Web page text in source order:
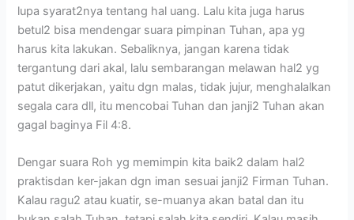
lupa syarat2nya tentang hal uang. Lalu kita juga harus
betul2 bisa mendengar suara pimpinan Tuhan, apa yg
harus kita lakukan. Sebaliknya, jangan karena tidak
tergantung dari akal, lalu sembarangan melawan hal2 yg
patut dikerjakan, yaitu dgn malas, tidak jujur, menghalalkan
segala cara dll, itu mencobai Tuhan dan janji2 Tuhan akan
gagal baginya Fil 4:8.
Dengar suara Roh yg memimpin kita baik2 dalam hal2
praktisdan ker-jakan dgn iman sesuai janji2 Firman Tuhan.
Kalau ragu2 atau kuatir, se-muanya akan batal dan itu